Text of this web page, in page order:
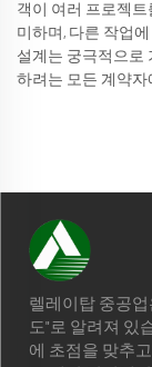
객이 여러 프로젝트
미하며, 다른 작업
설계는 궁극적으로
하려는 모든 계약
렐레이탑 중공
도"로 알려져 있
에 초점을 맞추